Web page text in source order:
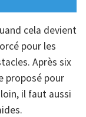
cela devient
pour les
Après six
proposé pour
il faut aussi